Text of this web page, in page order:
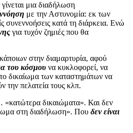
μια διαδήλωση
με την Αστυνομία: εκ των
συνεννοήσεις κατά τη διάρκεια. Ενώ
για τυχόν ζημιές που θα
στην διαμαρτυρία, αφού
του κόσμου να κυκλοφορεί, να
το δικαίωμα των καταστημάτων να
την πελατεία τους κλπ.
δικαιώματα». Και δεν
στη διαδήλωση». Που δεν είναι